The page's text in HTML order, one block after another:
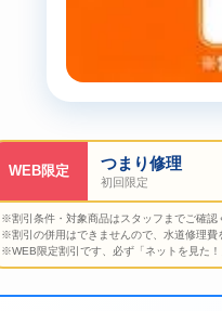
WEB限定 つまり修理
初回限定
※割引条件・対象商品はスタッフまでご確認
※割引の併用はできませんので、水道修理費
※WEB限定割引です、必ず「ネットを見た！